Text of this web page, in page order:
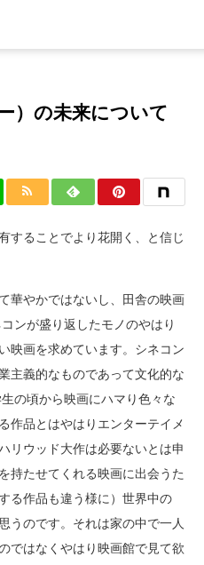
）の未来について
することでより花開く、と信じ
華やかではないし、田舎の映画
ンが盛り返したモノのやはり
映画を求めています。シネコン
主義的なものであって文化的な
の頃から映画にハマり色々な
作品とはやはりエンターテイメ
リウッド大作は必要ないとは申
持たせてくれる映画に出会うた
る作品も違う様に）世界中の
うのです。それは家の中で一人
ではなくやはり映画館で見て欲